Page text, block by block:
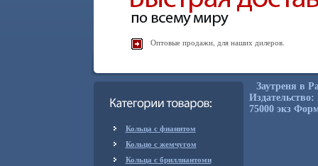
Оптовые продажи, для наших дилеров.
Кольца с фианитом
Кольцо с жемчугом
Кольца с бриллиантоми
Заутреня в
75000 экз